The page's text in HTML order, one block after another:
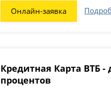
Онлайн-заявка
Кредитная Карта ВТБ -
процентов